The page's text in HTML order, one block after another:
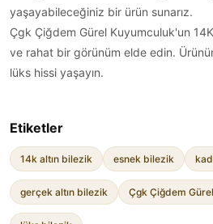
yaşayabileceğiniz bir ürün sunarız.
Çgk Çiğdem Gürel Kuyumculuk'un
ve rahat bir görünüm elde edin.
lüks hissi yaşayın.
Etiketler
14k altın bilezik esnek bilezik
gerçek altın bilezik Çgk Çiğdem